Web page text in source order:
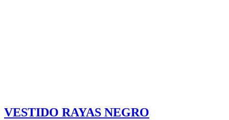
VESTIDO RAYAS NEGRO